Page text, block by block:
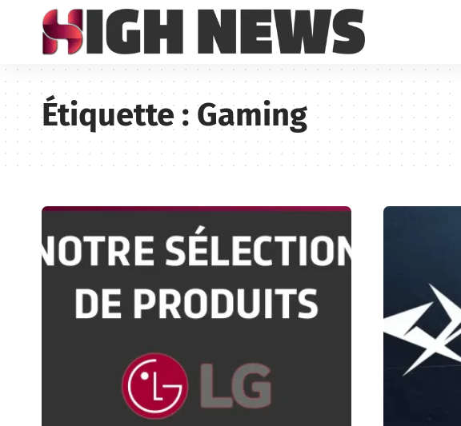
Étiquette : Gaming